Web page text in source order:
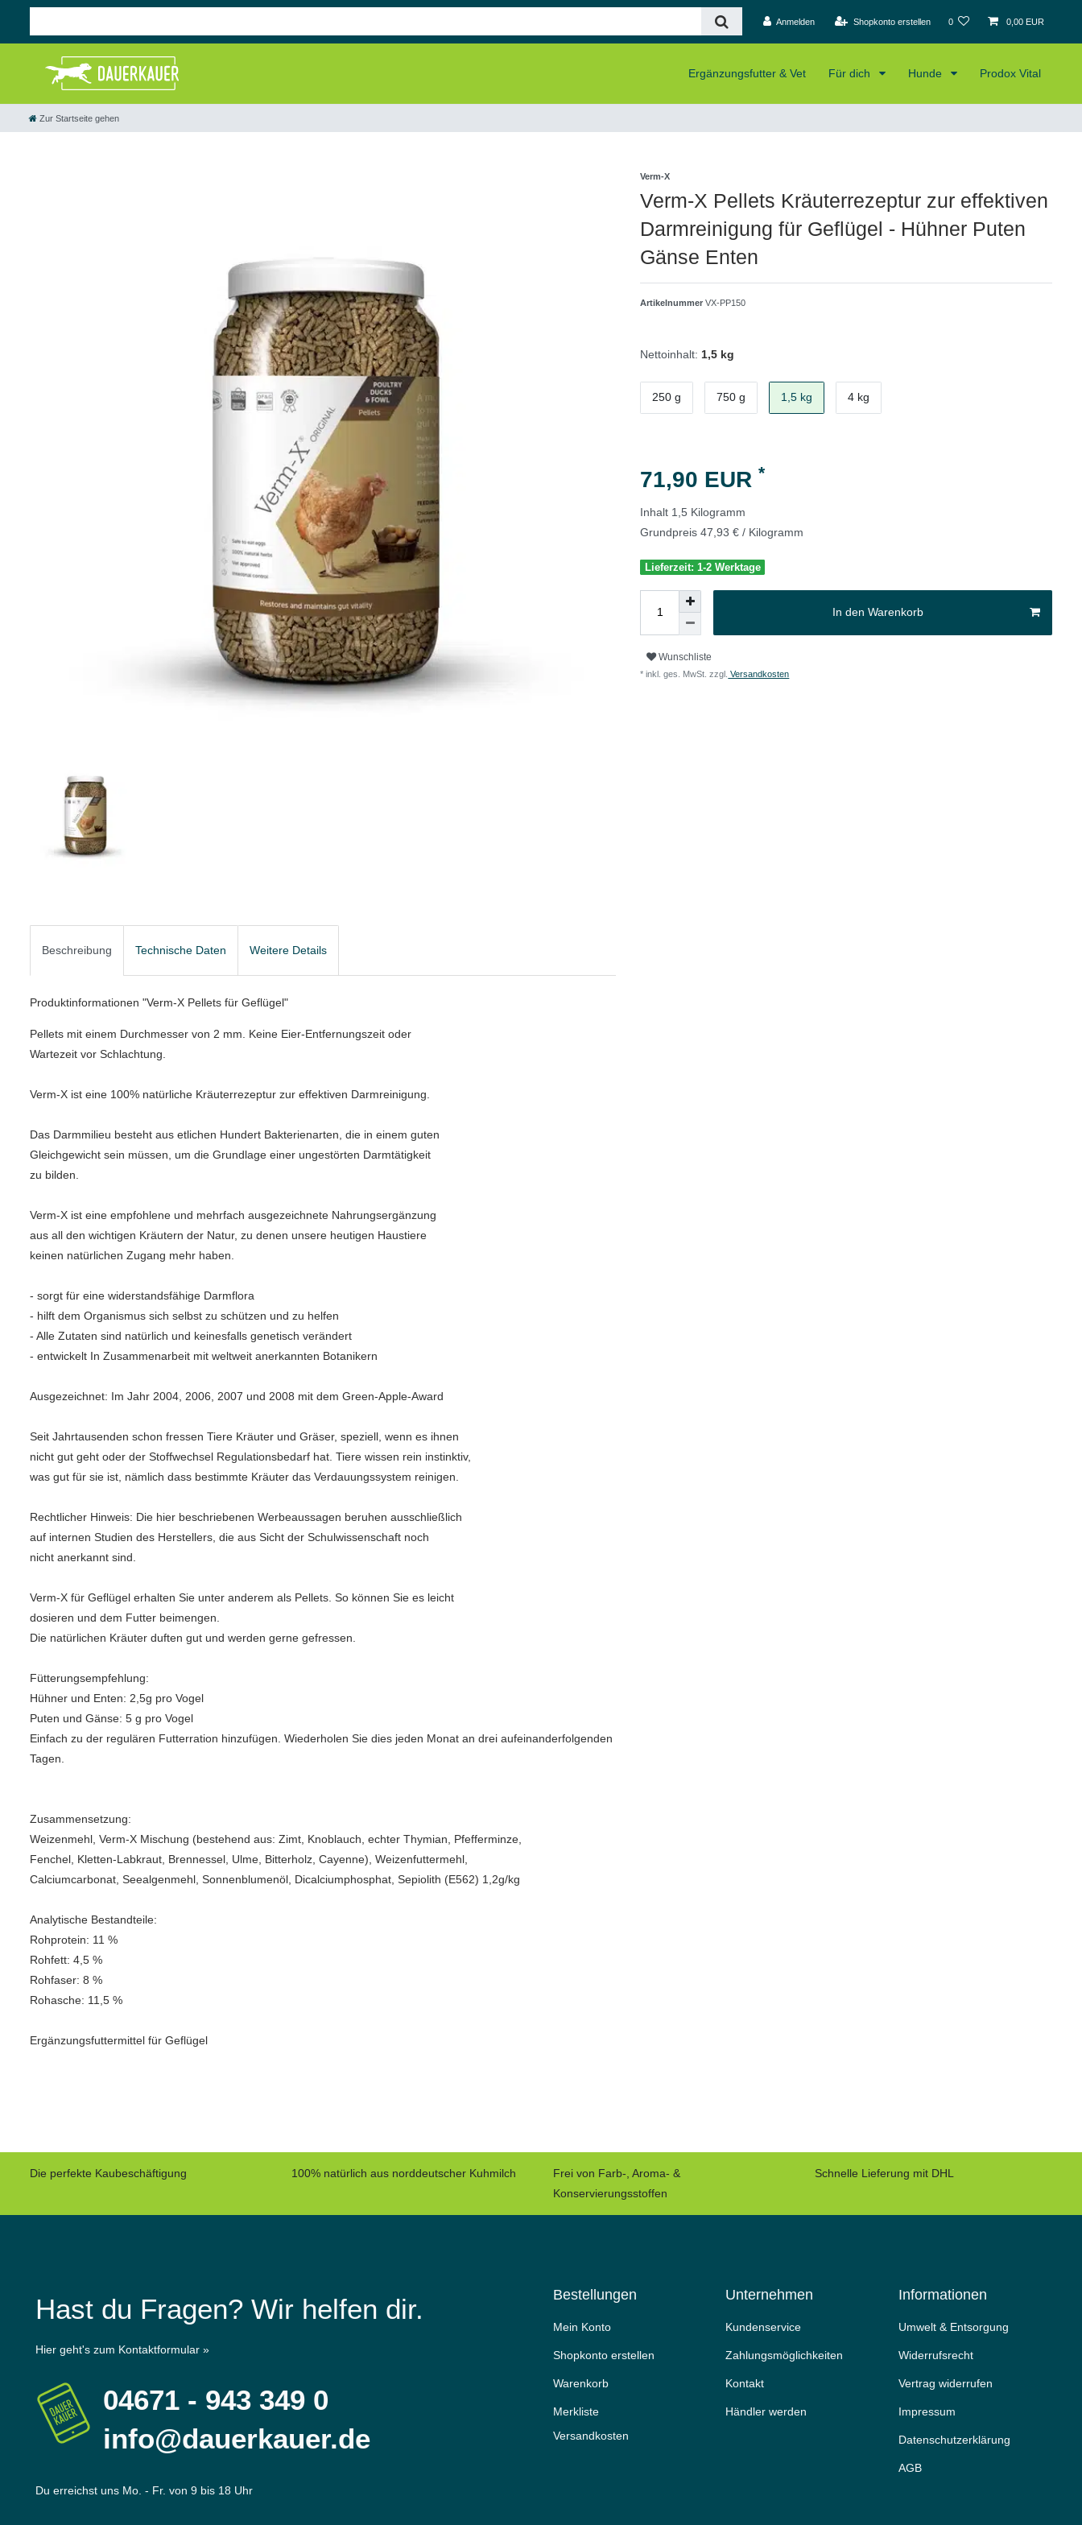
Anmelden Shopkonto erstellen 0 0,00 EUR
Ergänzungsfutter & Vet Für dich Hunde Prodox Vital
Zur Startseite gehen
Verm-X
Verm-X Pellets Kräuterrezeptur zur effektiven
Darmreinigung für Geflügel - Hühner Puten
Gänse Enten
ArtikelnummerVX-PP150
Nettoinhalt: 1,5 kg
250 g 750 g 1,5 kg 4 kg
71,90 EUR*
Inhalt 1,5 Kilogramm
Grundpreis47,93 € / Kilogramm
Lieferzeit: 1-2 Werktage
In den Warenkorb
Wunschliste
* inkl. ges. MwSt. zzgl. Versandkosten
Beschreibung Technische Daten Weitere Details
Produktinformationen "Verm-X Pellets für Geflügel"
Pellets mit einem Durchmesser von 2 mm. Keine Eier-Entfernungszeit oder
Wartezeit vor Schlachtung.
Verm-X ist eine 100% natürliche Kräuterrezeptur zur effektiven Darmreinigung.
Das Darmmilieu besteht aus etlichen Hundert Bakterienarten, die in einem guten
Gleichgewicht sein müssen, um die Grundlage einer ungestörten Darmtätigkeit
zu bilden.
Verm-X ist eine empfohlene und mehrfach ausgezeichnete Nahrungsergänzung
aus all den wichtigen Kräutern der Natur, zu denen unsere heutigen Haustiere
keinen natürlichen Zugang mehr haben.
- sorgt für eine widerstandsfähige Darmflora
- hilft dem Organismus sich selbst zu schützen und zu helfen
- Alle Zutaten sind natürlich und keinesfalls genetisch verändert
- entwickelt In Zusammenarbeit mit weltweit anerkannten Botanikern
Ausgezeichnet: Im Jahr 2004, 2006, 2007 und 2008 mit dem Green-Apple-Award
Seit Jahrtausenden schon fressen Tiere Kräuter und Gräser, speziell, wenn es ihnen
nicht gut geht oder der Stoffwechsel Regulationsbedarf hat. Tiere wissen rein instinktiv,
was gut für sie ist, nämlich dass bestimmte Kräuter das Verdauungssystem reinigen.
Rechtlicher Hinweis: Die hier beschriebenen Werbeaussagen beruhen ausschließlich
auf internen Studien des Herstellers, die aus Sicht der Schulwissenschaft noch
nicht anerkannt sind.
Verm-X für Geflügel erhalten Sie unter anderem als Pellets. So können Sie es leicht
dosieren und dem Futter beimengen.
Die natürlichen Kräuter duften gut und werden gerne gefressen.
Fütterungsempfehlung:
Hühner und Enten: 2,5g pro Vogel
Puten und Gänse: 5 g pro Vogel
Einfach zu der regulären Futterration hinzufügen. Wiederholen Sie dies jeden Monat an drei aufeinanderfolgenden
Tagen.
Zusammensetzung:
Weizenmehl, Verm-X Mischung (bestehend aus: Zimt, Knoblauch, echter Thymian, Pfefferminze,
Fenchel, Kletten-Labkraut, Brennessel, Ulme, Bitterholz, Cayenne), Weizenfuttermehl,
Calciumcarbonat, Seealgenmehl, Sonnenblumenöl, Dicalciumphosphat, Sepiolith (E562) 1,2g/kg
Analytische Bestandteile:
Rohprotein: 11 %
Rohfett: 4,5 %
Rohfaser: 8 %
Rohasche: 11,5 %
Ergänzungsfuttermittel für Geflügel
Die perfekte Kaubeschäftigung 100% natürlich aus norddeutscher Kuhmilch
Frei von Farb-, Aroma- &
Konservierungsstoffen
Schnelle Lieferung mit DHL
Hast du Fragen? Wir helfen dir.
Hier geht's zum Kontaktformular »
04671 - 943 349 0
info@dauerkauer.de
Du erreichst uns Mo. - Fr. von 9 bis 18 Uhr
Bestellungen
Mein Konto
Shopkonto erstellen
Warenkorb
Merkliste
Versandkosten
Unternehmen
Kundenservice
Zahlungsmöglichkeiten
Kontakt
Händler werden
Informationen
Umwelt & Entsorgung
Widerrufs­recht
Vertrag widerrufen
Impressum
Daten­schutz­erklärung
AGB